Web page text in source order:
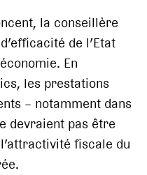
la conseillère
de l’Etat
En
les prestations
– notamment dans
devraient pas être
fiscale du